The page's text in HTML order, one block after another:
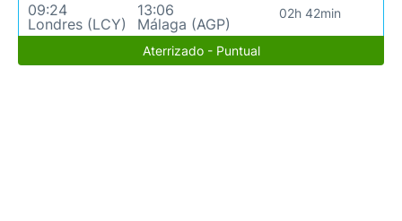
09:24
Londres (LCY)
13:06
Málaga (AGP)
02h 42min
Aterrizado - Puntual